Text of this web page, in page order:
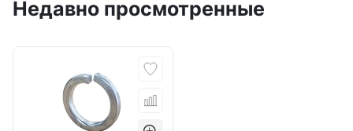
Недавно просмотренные